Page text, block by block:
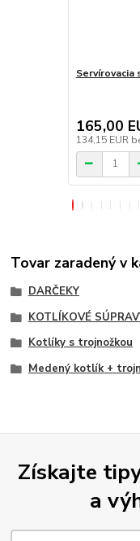
Servírovacia
165,00
134,15 EUR
Tovar zaradený v
DARČEKY
KOTLÍKOVÉ
Kotlíky s trojnožkou
Medený kotlík +
Získajte
a